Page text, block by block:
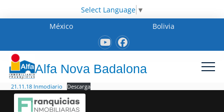
Select Language ▼
México
Bolivia
Alfa Nova Badalona
21.11.18 Inmodiario Descarga